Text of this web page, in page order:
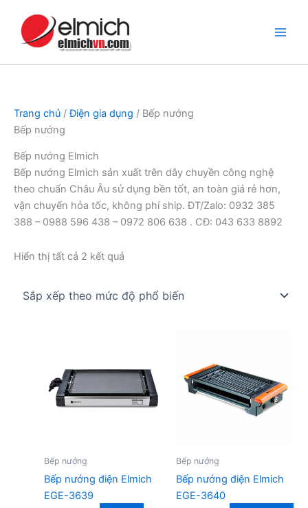
Trang chủ /Điện gia dụng / Bếp nướng
Bếp nướng
Bếp nướng Elmich
Bếp nướng Elmich sản xuất trên dây chuyền công nghệ
theo chuẩn Châu Âu sử dụng bền tốt, an toàn giá rẻ hơn,
vận chuyển hỏa tốc, không phí ship. ĐT/Zalo: 0932 385
388 – 0988 596 438 – 0972 806 638 . CĐ: 043 633 8892
Hiển thị tất cả 2 kết quả
xếp
theo
biến
Bếp nướng
Bếp nướng điện Elmich
EGE-3639
Bếp nướng
Bếp nướng điện Elmich
EGE-3640